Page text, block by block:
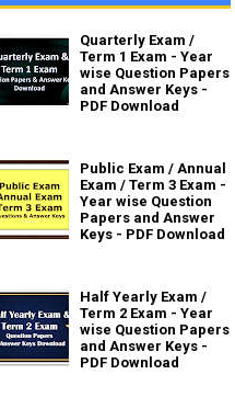
Quarterly Exam /
Term 1 Exam - Year
wise Question Papers
and Answer Keys -
PDF Download
Public Exam / Annual
Exam / Term 3 Exam -
Year wise Question
Papers and Answer
Keys - PDF Download
Half Yearly Exam /
Term 2 Exam - Year
wise Question Papers
and Answer Keys -
PDF Download